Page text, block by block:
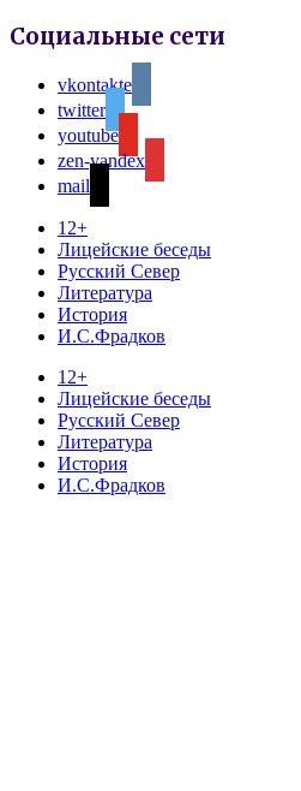
Социальные сети
vkontakte
twitter
youtube
zen-yandex
mail
12+
Лицейские беседы
Русский Север
Литература
История
И.С.Фрадков
12+
Лицейские беседы
Русский Север
Литература
История
И.С.Фрадков